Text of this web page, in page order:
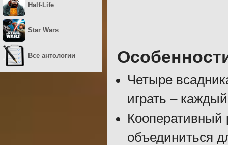
Четыре
играть –
объединиться
Half-Life
Star Wars
Все антологии